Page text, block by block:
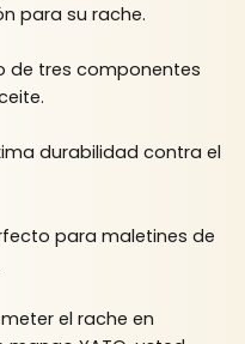
para su rache.
de tres componentes
durabilidad contra el
para maletines de
el rache en